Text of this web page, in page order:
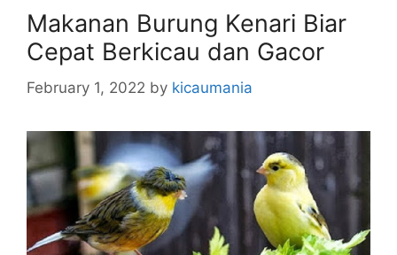
Makanan Burung Kenari Biar
Cepat Berkicau dan Gacor
February 1, 2022 by kicaumania